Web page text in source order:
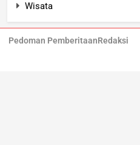
Wisata
Pedoman PemberitaanRedaksi